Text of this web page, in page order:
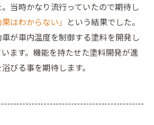
当時かなり流行っていたので期待し
果はわからない」 という結果でした。
が車内温度を制御する塗料を開発し
ます。機能を持たせた塗料開発が進
びる事を期待します。